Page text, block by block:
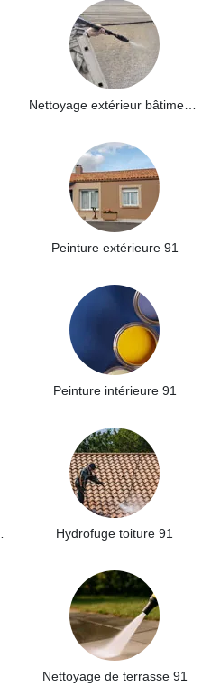
Peinture extérieure 91
Peinture intérieure 91
Hydrofuge toiture 91
Nettoyage de terrasse 91